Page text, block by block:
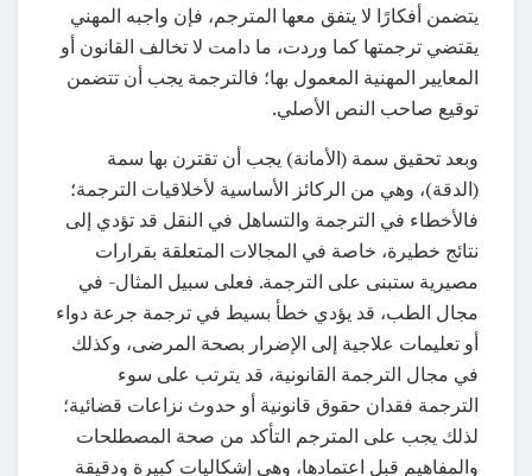
يتضمن أفكارًا لا يتفق معها المترجم، فإن واجبه المهني
يقتضي ترجمتها كما وردت، ما دامت لا تخالف القانون أو
المعايير المهنية المعمول بها؛ فالترجمة يجب أن تتضمن
توقيع صاحب النص الأصلي.
وبعد تحقيق سمة (الأمانة) يجب أن تقترن بها سمة
(الدقة)، وهي من الركائز الأساسية لأخلاقيات الترجمة؛
فالأخطاء في الترجمة والتساهل في النقل قد تؤدي إلى
نتائج خطيرة، خاصة في المجالات المتعلقة بقرارات
مصيرية ستبنى على الترجمة. فعلى سبيل المثال- في
مجال الطب، قد يؤدي خطأ بسيط في ترجمة جرعة دواء
أو تعليمات علاجية إلى الإضرار بصحة المرضى، وكذلك
في مجال الترجمة القانونية، قد يترتب على سوء
الترجمة فقدان حقوق قانونية أو حدوث نزاعات قضائية؛
لذلك يجب على المترجم التأكد من صحة المصطلحات
والمفاهيم قبل اعتمادها، وهي إشكاليات كبيرة ودقيقة